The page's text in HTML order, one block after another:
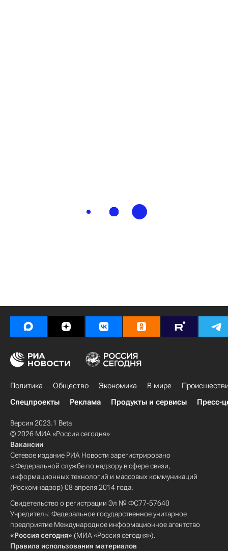
Политика Общество Экономика В мире
Спецпроекты
Реклама Продукты и сервисы Пресс-
Версия 2023.1 Beta
© 2026 МИА «Россия сегодня»
Вакансии
Сетевое издание РИА Новости зарегистрировано
в Федеральной службе по надзору в сфере связи,
информационных технологий и массовых коммуникаций
(Роскомнадзор) 08 апреля 2014 года.
Свидетельство о регистрации Эл № ФС77-57640
Учредитель: Федеральное государственное унитарное
предприятие Международное информационное агентство
«Россия сегодня» (МИА «Россия сегодня»).
Правила использования материалов